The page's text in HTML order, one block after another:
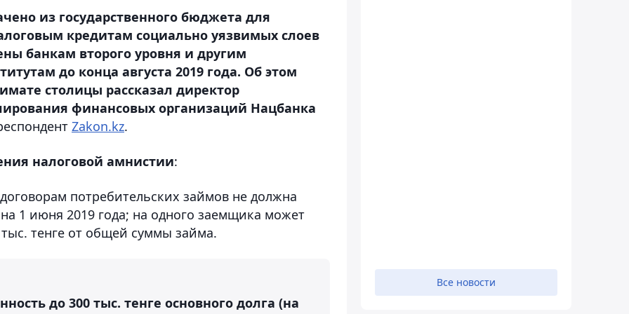
из государственного бюджета для
кредитам социально уязвимых слоев
банкам второго уровня и другим
до конца августа 2019 года. Об этом
столицы рассказал директор
финансовых организаций Нацбанка
Zakon.kz.
налоговой амнистии:
потребительских займов не должна
1 июня 2019 года; на одного заемщика может
тенге от общей суммы займа.
до 300 тыс. тенге основного долга (на
Все новости